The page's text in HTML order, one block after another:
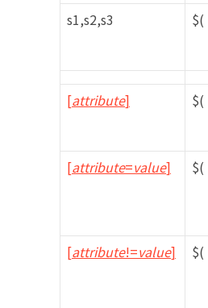
s1,s2,s3
[attribute]
[attribute=value]
[attribute!=value]